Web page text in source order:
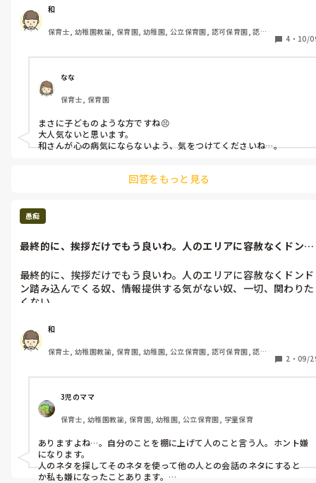
理由を言ってくるが、実際、いつも朝礼開始規定時間以降にくる
のは園長だし、園長が早く来いって思う。
おまけに、上司は自分の心に不安感があるから、何も悪いことし
てない人に、事細かに報告しなさいとか言ってくる。いい加減に
して欲しい。イジメをいい加減にして欲しい。
和
保育士, 幼稚園教諭, 保育園, 幼稚園, 公立保育園, 認可保育園, 認
所, 児童施設, 児童養護施設, 児童発達支援施設, 乳児院, その他の職
4 ・ 10/
なな
保育士, 保育園
まさに子どものような方ですね😣
大人気ないと思います。
和さんが心の病気にならないよう、気をつけてくださいね…。
回答をもっと見る
愚痴
最終的に、挨拶だけでもう良いわ。人のエリアに容赦なくドンド
最終的に、挨拶だけでもう良いわ。人のエリアに容赦なくドンド
ン踏み込んでくる奴、情報提供する気がない奴、一切、関わりた
くない。
なれと言ってくる奴、本当に疲れた。何でも適当が一番楽なの
に。人の欠点を言うなら、自分の事直せ。人に言う前に自分がし
ろ💢大抵、自分ができてないことを人に文句を言うから腹立つ💢
和
保育士, 幼稚園教諭, 保育園, 幼稚園, 公立保育園, 認可保育園, 認
所, 児童施設, 児童養護施設, 児童発達支援施設, 乳児院, その他の職
2 ・ 09/
3児のママ
保育士, 幼稚園教諭, 保育園, 幼稚園, 公立保育園, 学童保育
ありますよね…。自分のことを棚に上げて人のこと言う人。ホント嫌
になります。
人のネタを探してそのネタを使って他の人との会話のネタにすると
か私も嫌になったことあります。